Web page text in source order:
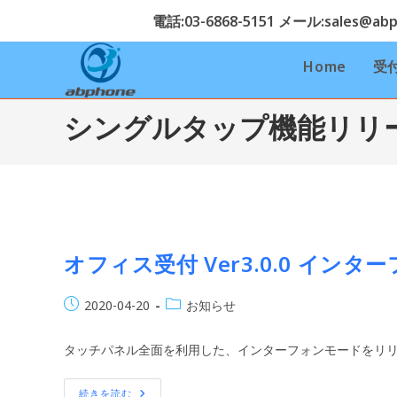
ツ
電話:03-6868-5151 メール
Home 受
シングルタップ機能リリ
オフィス受付 Ver3.0.0 インター
投
公
開
日:
2020-04-20
投
カ
テ
お知らせ
タッチパネル全面を利用した、インターフォンモードをリ
続きを読む オ